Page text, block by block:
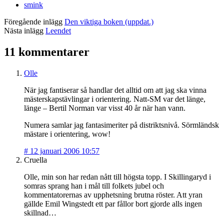
smink
Föregående inlägg Den viktiga boken (uppdat.)
Nästa inlägg Leendet
11 kommentarer
Olle
När jag fantiserar så handlar det alltid om att jag ska vinna
mästerskapstävlingar i orientering. Natt-SM var det länge,
länge – Bertil Norman var visst 40 år när han vann.
Numera samlar jag fantasimeriter på distriktsnivå. Sörmländsk
mästare i orientering, wow!
# 12 januari 2006 10:57
Cruella
Olle, min son har redan nått till högsta topp. I Skillingaryd i
somras sprang han i mål till folkets jubel och
kommentatorernas av upphetsning brutna röster. Att yran
gällde Emil Wingstedt ett par fållor bort gjorde alls ingen
skillnad…